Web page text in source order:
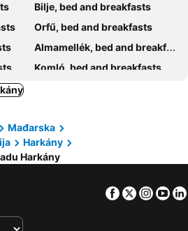
Bilje, bed and breakfasts
Orfű, bed and breakfasts
Almamellék, bed and breakfasts
Komló, bed and breakfasts
Belišće, bed and breakfasts
Bóly, bed and breakfasts
Mađarska
Harkány
Harkány
Facebook
Twitter